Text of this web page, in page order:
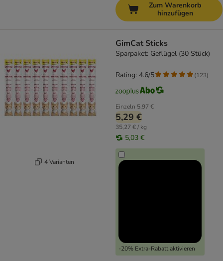
Zum Warenkorb
hinzufügen
4 Varianten
GimCat Sticks
Sparpaket: Geflügel (30 Stück)
Einzeln 5,97 €
5,29 €
35,27 € / kg
5,03 €
-20% Extra-Rabatt aktivieren
Rating: 4.6/5 (123)